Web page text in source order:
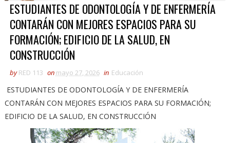
ESTUDIANTES DE ODONTOLOGÍA Y DE ENFERMERÍA
CONTARÁN CON MEJORES ESPACIOS PARA SU
FORMACIÓN; EDIFICIO DE LA SALUD, EN
CONSTRUCCIÓN
by RED 113 on mayo 27, 2026 in Educación
ESTUDIANTES DE ODONTOLOGÍA Y DE ENFERMERÍA
CONTARÁN CON MEJORES ESPACIOS PARA SU FORMACIÓN;
EDIFICIO DE LA SALUD, EN CONSTRUCCIÓN